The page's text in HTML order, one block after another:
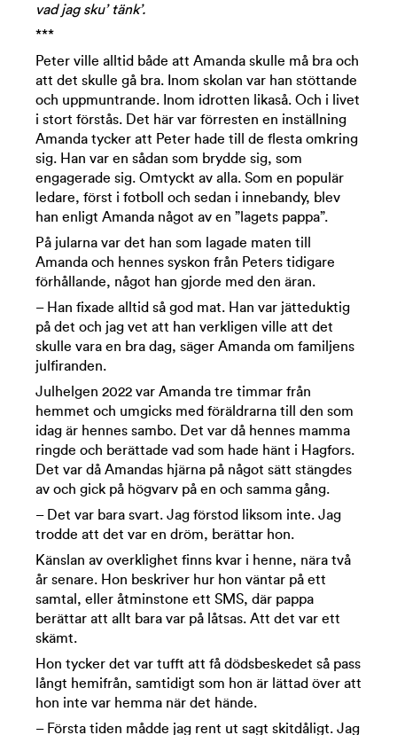
vad jag sku’ tänk’.
***
Peter ville alltid både att Amanda skulle må bra och
att det skulle gå bra. Inom skolan var han stöttande
och uppmuntrande. Inom idrotten likaså. Och i livet
i stort förstås. Det här var förresten en inställning
Amanda tycker att Peter hade till de flesta omkring
sig. Han var en sådan som brydde sig, som
engagerade sig. Omtyckt av alla. Som en populär
ledare, först i fotboll och sedan i innebandy, blev
han enligt Amanda något av en ”lagets pappa”.
På jularna var det han som lagade maten till
Amanda och hennes syskon från Peters tidigare
förhållande, något han gjorde med den äran.
– Han fixade alltid så god mat. Han var jätteduktig
på det och jag vet att han verkligen ville att det
skulle vara en bra dag, säger Amanda om familjens
julfiranden.
Julhelgen 2022 var Amanda tre timmar från
hemmet och umgicks med föräldrarna till den som
idag är hennes sambo. Det var då hennes mamma
ringde och berättade vad som hade hänt i Hagfors.
Det var då Amandas hjärna på något sätt stängdes
av och gick på högvarv på en och samma gång.
– Det var bara svart. Jag förstod liksom inte. Jag
trodde att det var en dröm, berättar hon.
Känslan av overklighet finns kvar i henne, nära två
år senare. Hon beskriver hur hon väntar på ett
samtal, eller åtminstone ett SMS, där pappa
berättar att allt bara var på låtsas. Att det var ett
skämt.
Hon tycker det var tufft att få dödsbeskedet så pass
långt hemifrån, samtidigt som hon är lättad över att
hon inte var hemma när det hände.
– Första tiden mådde jag rent ut sagt skitdåligt. Jag